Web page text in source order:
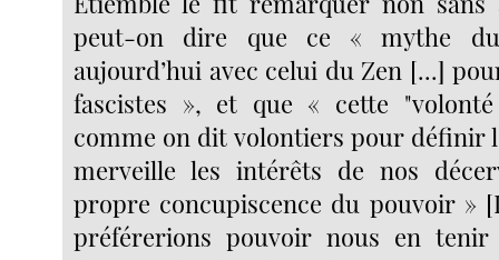
peut-on dire que ce « mythe
aujourd’hui avec celui du Zen [...]
fascistes », et que « cette "volonté
comme on dit volontiers pour définir
merveille les intérêts de nos
propre concupiscence du pouvoir »
préférerions pouvoir nous en tenir